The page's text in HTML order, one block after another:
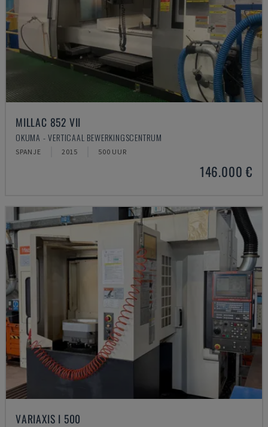
MILLAC 852 VII
OKUMA - VERTICAAL BEWERKINGSCENTRUM
SPANJE 2015 500 UUR
146.000 €
VARIAXIS I 500